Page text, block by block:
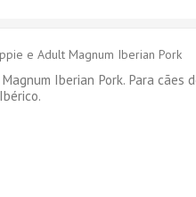
e Adult Magnum Iberian Pork
Iberian Pork. Para cães